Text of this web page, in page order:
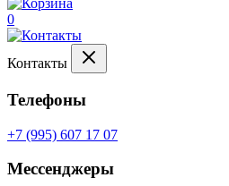
0
Контакты
Телефоны
+7 (995) 607 17 07
Мессенджеры